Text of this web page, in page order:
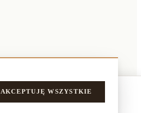
AKCEPTUJĘ WSZYSTKIE